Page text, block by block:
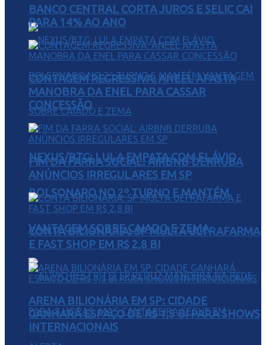
NEXUS/BTG: LULA EMPATA COM FLÁVIO
BOLSONARO NO 2º TURNO E MANTÉM
VANTAGEM SOBRE CAIADO E ZEMA
BANCO CENTRAL CORTA JUROS E SELIC CAI
PARA 14% AO ANO
CONTAGEM REGRESSIVA: ANEEL AFASTA
MANOBRA DA ENEL PARA CASSAR
CONCESSÃO
FIM DA FARRA SOCIAL: AIRBNB DERRUBA
ANÚNCIOS IRREGULARES EM SP
CONTA BILIONÁRIA: SP MULTA ULTRAFARMA
E FAST SHOP EM R$ 2,8 BI
ARENA BILIONÁRIA EM SP: CIDADE
GANHARÁ ESPAÇO DE R$ 1,5 BI PARA SHOWS
INTERNACIONAIS